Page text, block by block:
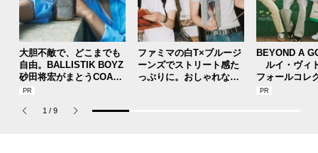
大胆不敵で、どこまでも
自由。BALLISTIK BOYZ
砂田将宏がまとうCOACH
の新作フレグランス「コ
パルファム」
ファミマの白T×ブルージ
ーンズでストリート感た
っぷりに。おしゃれな人
BEYOND A
ルイ・ヴィ
フォールコレ
描くプレッピ
1 / 9